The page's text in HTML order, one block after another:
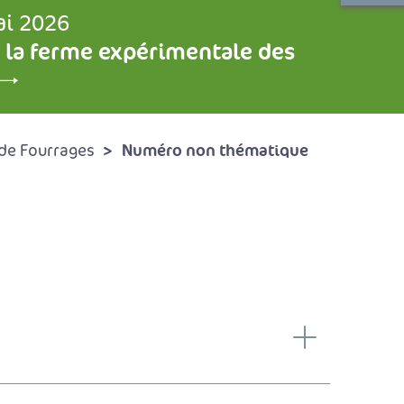
2026
la ferme expérimentale des
Fourrages Numéro non thématique